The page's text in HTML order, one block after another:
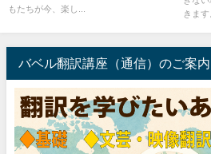
もたちが今、楽し...
きます
バベル翻訳講座（通信）のご案内